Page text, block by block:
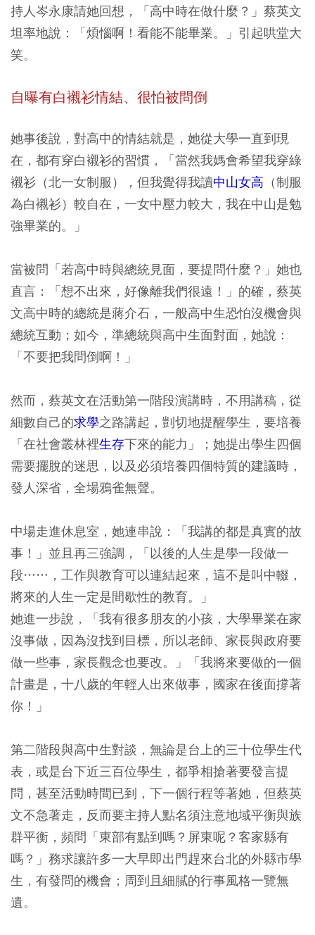
持人岑永康請她回想，「高中時在做什麼？」蔡英文
坦率地說：「煩惱啊！看能不能畢業。」引起哄堂大
笑。
自曝有白襯衫情結、很怕被問倒
她事後說，對高中的情結就是，她從大學一直到現
在，都有穿白襯衫的習慣，「當然我媽會希望我穿綠
襯衫（北一女制服），但我覺得我讀中山女高 （制服
為白襯衫）較自在，一女中壓力較大，我在中山是勉
強畢業的。」
當被問「若高中時與總統見面，要提問什麼？」她也
直言：「想不出來，好像離我們很遠！」的確，蔡英
文高中時的總統是蔣介石，一般高中生恐怕沒機會與
總統互動；如今，準總統與高中生面對面，她說：
「不要把我問倒啊！」
然而，蔡英文在活動第一階段演講時，不用講稿，從
細數自己的求學之路講起，剴切地提醒學生，要培養
「在社會叢林裡生存下來的能力」；她提出學生四個
需要擺脫的迷思，以及必須培養四個特質的建議時，
發人深省，全場鴉雀無聲。
中場走進休息室，她連串說：「我講的都是真實的故
事！」並且再三強調，「以後的人生是學一段做一
段……，工作與教育可以連結起來，這不是叫中輟，
將來的人生一定是間歇性的教育。」
她進一步說，「我有很多朋友的小孩，大學畢業在家
沒事做，因為沒找到目標，所以老師、家長與政府要
做一些事，家長觀念也要改。」「我將來要做的一個
計畫是，十八歲的年輕人出來做事，國家在後面撐著
你！」
第二階段與高中生對談，無論是台上的三十位學生代
表，或是台下近三百位學生，都爭相搶著要發言提
問，甚至活動時間已到，下一個行程等著她，但蔡英
文不急著走，反而要主持人點名須注意地域平衡與族
群平衡，頻問「東部有點到嗎？屏東呢？客家縣有
嗎？」務求讓許多一大早即出門趕來台北的外縣市學
生，有發問的機會；周到且細膩的行事風格一覽無
遺。